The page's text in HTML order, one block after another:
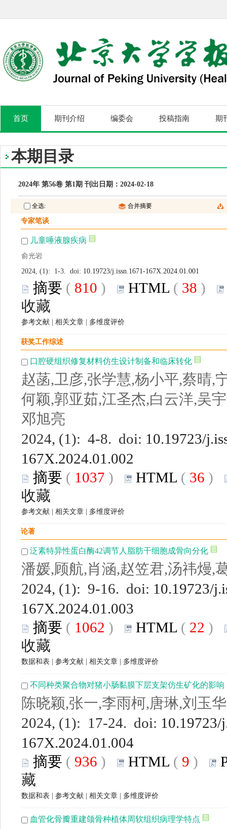
首页 期刊介绍 编委会 投稿指南 期
本期目录
2024年 第56卷 第1期 刊出日期：2024-02-18
全选: 合并摘要
专家笔谈
儿童唾液腺疾病
俞光岩
2024, (1): 1-3. doi: 10.19723/j.issn.1671-167X.2024.01.001
摘要 ( 810 ) HTML ( 38 )
收藏
参考文献 相关文章 多维度评价
获奖工作综述
口腔硬组织修复材料仿生设计制备和临床转化
赵菡,卫彦,张学慧,杨小平,蔡晴,
何颖,郭亚茹,江圣杰,白云洋,吴
邓旭亮
2024, (1): 4-8. doi: 10.19723/
167X.2024.01.002
摘要 ( 1037 ) HTML ( 36 )
收藏
参考文献 相关文章 多维度评价
论著
泛素特异性蛋白酶42调节人脂肪干细胞成骨向分化
潘媛,顾航,肖涵,赵笠君,汤祎熳,
2024, (1): 9-16. doi: 10.19723/
167X.2024.01.003
摘要 ( 1062 ) HTML ( 22 )
收藏
数据和表 参考文献 相关文章 多维度评价
不同种类聚合物对猪小肠黏膜下层支架仿生矿化的影响
陈晓颖,张一,李雨柯,唐琳,刘玉华
2024, (1): 17-24. doi: 10.19723/
167X.2024.01.004
摘要 ( 936 ) HTML ( 9 )
藏
数据和表 参考文献 相关文章 多维度评价
血管化骨瓣重建颌骨种植体周软组织病理学特点